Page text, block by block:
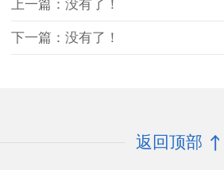
上一篇：没有了！
下一篇：没有了！
返回顶部